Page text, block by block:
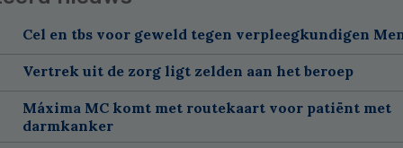
Cel en tbs voor geweld tegen verpleegkundigen
Vertrek uit de zorg ligt zelden aan het beroep
Máxima MC komt met routekaart voor patiënt met
darmkanker